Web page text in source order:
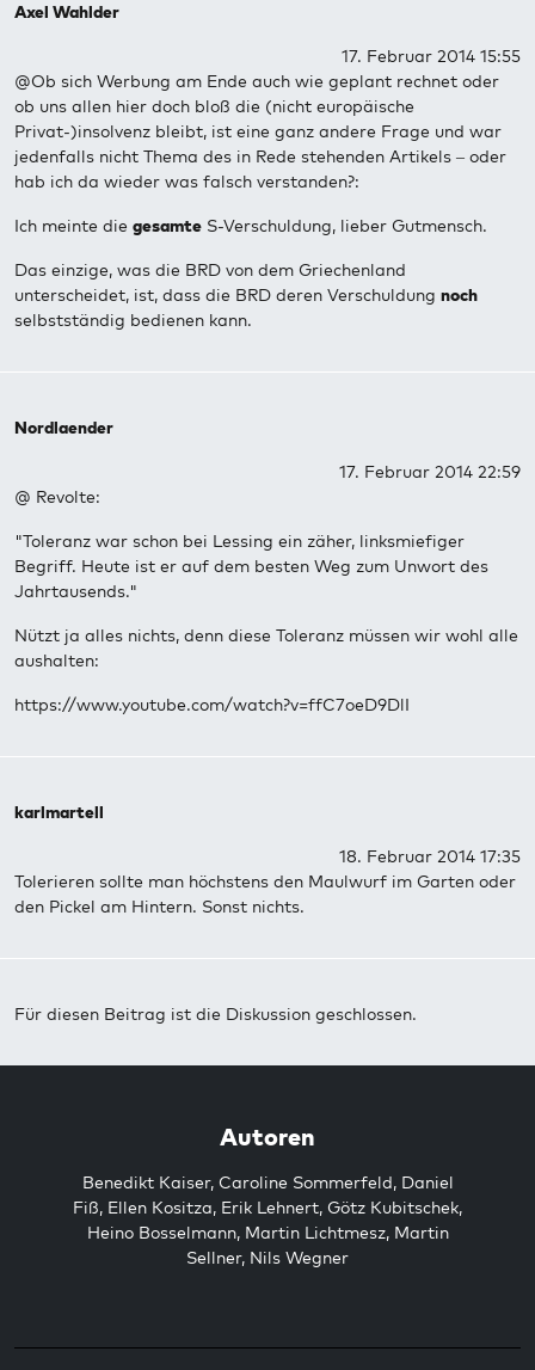
Axel Wahlder
17. Februar 2014 15:55
@Ob sich Werbung am Ende auch wie geplant rechnet oder
ob uns allen hier doch bloß die (nicht europäische
Privat-)insolvenz bleibt, ist eine ganz andere Frage und war
jedenfalls nicht Thema des in Rede stehenden Artikels – oder
hab ich da wieder was falsch verstanden?:
Ich meinte die gesamte S-Verschuldung, lieber Gutmensch.
Das einzige, was die BRD von dem Griechenland
unterscheidet, ist, dass die BRD deren Verschuldung noch
selbstständig bedienen kann.
Nordlaender
17. Februar 2014 22:59
@ Revolte:
"Toleranz war schon bei Lessing ein zäher, linksmiefiger
Begriff. Heute ist er auf dem besten Weg zum Unwort des
Jahrtausends."
Nützt ja alles nichts, denn diese Toleranz müssen wir wohl alle
aushalten:
https://www.youtube.com/watch?v=ffC7oeD9DlI
karlmartell
18. Februar 2014 17:35
Tolerieren sollte man höchstens den Maulwurf im Garten oder
den Pickel am Hintern. Sonst nichts.
Für diesen Beitrag ist die Diskussion geschlossen.
Autoren
Benedikt Kaiser, Caroline Sommerfeld, Daniel
Fiß, Ellen Kositza, Erik Lehnert, Götz Kubitschek,
Heino Bosselmann, Martin Lichtmesz, Martin
Sellner, Nils Wegner